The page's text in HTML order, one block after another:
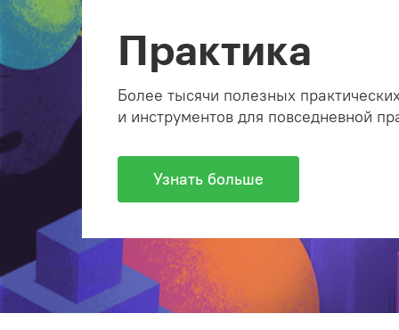
Практика
Более тысячи полезных
и инструментов для повседневной
Узнать больше